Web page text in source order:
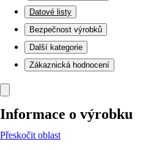
Datové listy
Bezpečnost výrobků
Další kategorie
Zákaznická hodnocení
Informace o výrobku
Přeskočit oblast